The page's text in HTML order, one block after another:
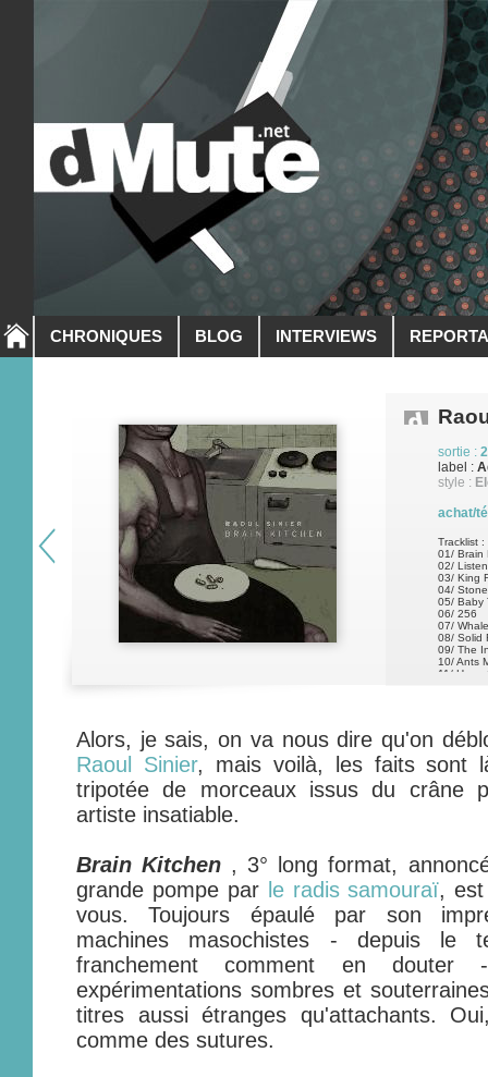
CHRONIQUES BLOG INTERVIEWS
sortie :
label :
style :
achat/
Tracklist :
01/ Brain
02/
03/ King
04/
05/ Baby
06/ 256
07/
08/ Solid
09/ The
10/ Ants
11/ Huge
Alors, je sais, on va nous dire qu'on
Raoul Sinier, mais voilà, les faits sont
tripotée de morceaux issus du crâne
artiste insatiable.
Brain Kitchen , 3° long format,
grande pompe par le radis samouraï, est
vous. Toujours épaulé par son
machines masochistes - depuis le
franchement comment en
expérimentations sombres et
titres aussi étranges qu'attachants.
comme des sutures.